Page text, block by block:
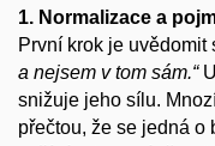
1. Normalizace a
První krok je uvědomit
a nejsem v tom sám.“
snižuje jeho sílu.
přečtou, že se jedná o